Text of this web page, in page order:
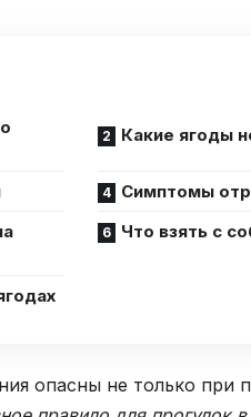
Какие ягоды
Симптомы
Что взять с
опасны не только при